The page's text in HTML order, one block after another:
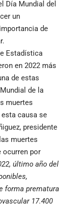
Día Mundial del
un
de
Estadística
en 2022 más
de estas
de la
muertes
causa se
presidente
muertes
ocurren por
último año del
forma prematura
17.400